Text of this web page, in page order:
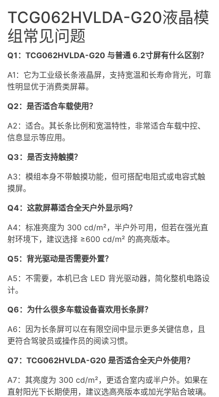
TCG062HVLDA-G20液晶模
组常见问题
Q1：TCG062HVLDA-G20 与普通 6.2寸屏有什么区别？
A1：它为工业级长条液晶屏，支持宽温和长寿命背光，可靠
性明显优于消费类屏幕。
Q2：是否适合车载使用？
A2：适合。其长条比例和宽温特性，非常适合车载中控、
信息显示等应用。
Q3：是否支持触摸？
A3：模组本身不带触摸功能，但可搭配电阻式或电容式触
摸屏。
Q4：这款屏幕适合全天户外显示吗？
A4：标准亮度为 300 cd/m²，半户外可用，但若在强光直
射环境下，建议选择 ≥600 cd/m² 的高亮版本。
Q5：背光驱动是否需要外置？
A5：不需要，本机已含 LED 背光驱动器，简化整机电路设
计。
Q6：为什么很多车载设备喜欢用长条屏？
A6：因为长条屏可以在有限空间中显示更多关键信息，且
更符合驾驶员或操作员的阅读习惯。
Q7：TCG062HVLDA-G20 是否适合全天户外使用？
A7：其亮度为 300 cd/m²，更适合室内或半户外。如果在
直射阳光下长期使用，建议选高亮版本或加光学贴合玻璃。